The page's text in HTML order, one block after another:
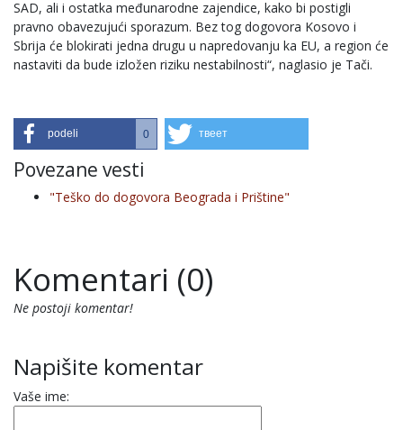
SAD, ali i ostatka međunarodne zajendice, kako bi postigli
pravno obavezujući sporazum. Bez tog dogovora Kosovo i
Sbrija će blokirati jedna drugu u napredovanju ka EU, a region će
nastaviti da bude izložen riziku nestabilnosti“, naglasio je Tači.
podeli 0 твеет
Povezane vesti
"Teško do dogovora Beograda i Prištine"
Komentari (0)
Ne postoji komentar!
Napišite komentar
Vaše ime: